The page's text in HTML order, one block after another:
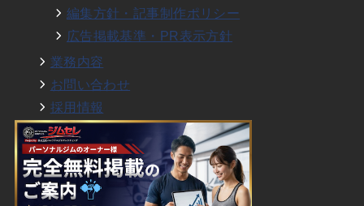
編集方針・記事制作ポリシー
広告掲載基準・PR表示方針
業務内容
お問い合わせ
採用情報